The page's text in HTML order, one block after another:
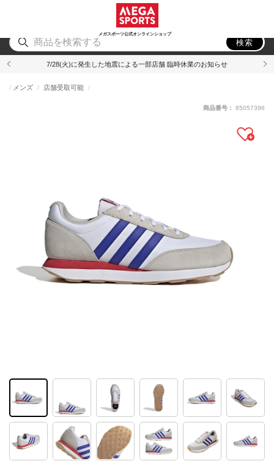
メガスポーツ公式オンラインショップ
アウトドア
検索
7/28(火)に発生した地震による一部店舗 臨時休業のお知らせ
メンズ 店舗受取可能
商品番号： 85057396